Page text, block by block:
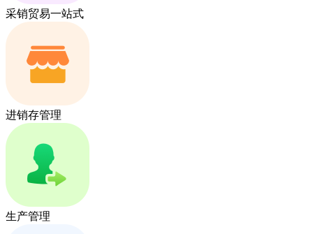
采销贸易一站式
进销存管理
生产管理